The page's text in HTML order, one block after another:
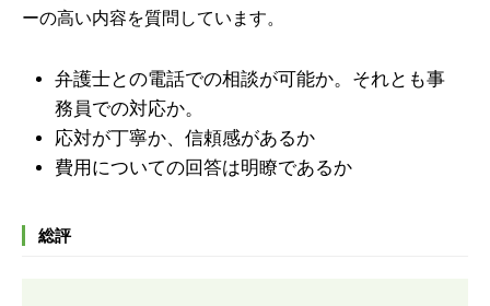
ーの高い内容を質問しています。
弁護士との電話での相談が可能か。それとも事
務員での対応か。
応対が丁寧か、信頼感があるか
費用についての回答は明瞭であるか
総評